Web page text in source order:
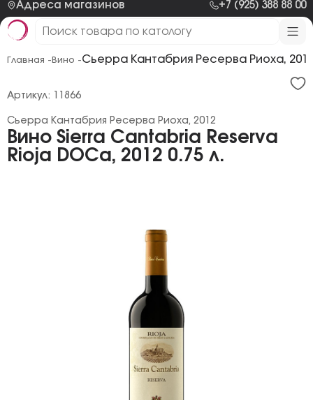
Адреса магазинов +7 (925) 388 88 00
Главная - Вино -Сьерра Кантабрия Ресерва Риоха,
Вино Sierra Cantabria Reserva
Rioja DOCa, 2012 0.75 л.
Сьерра Кантабрия Ресерва Риоха, 2012
Артикул: 11866